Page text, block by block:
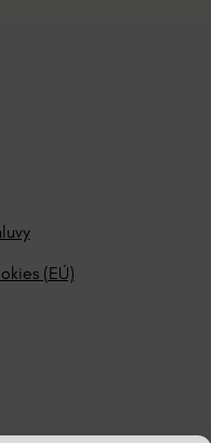
(EÚ)